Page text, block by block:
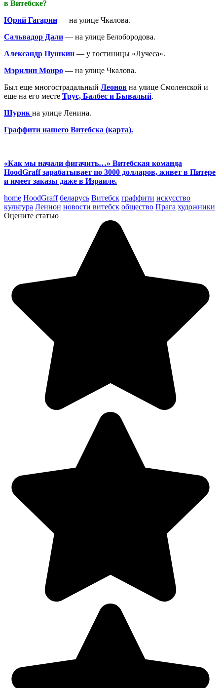
в Витебске?
Юрий Гагарин — на улице Чкалова.
Сальвадор Дали — на улице Белобородова.
Александр Пушкин — у гостиницы «Лучеса».
Мэрилин Монро — на улице Чкалова.
Был еще многострадальный Леонов на улице Смоленской и
еще на его месте Трус, Балбес и Бывалый.
Шурик на улице Ленина.
Граффити нашего Витебска (карта).
«Как мы начали фигачить…» Витебская команда
HoodGraff зарабатывает по 3000 долларов, живет в Питере
и имеет заказы даже в Израиле.
home HoodGraff беларусь Витебск граффити искусство
культура Леннон новости витебск общество Прага художники
Оцените статью